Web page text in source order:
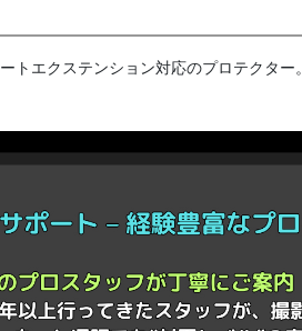
トエクステンション対応のプロテクター。